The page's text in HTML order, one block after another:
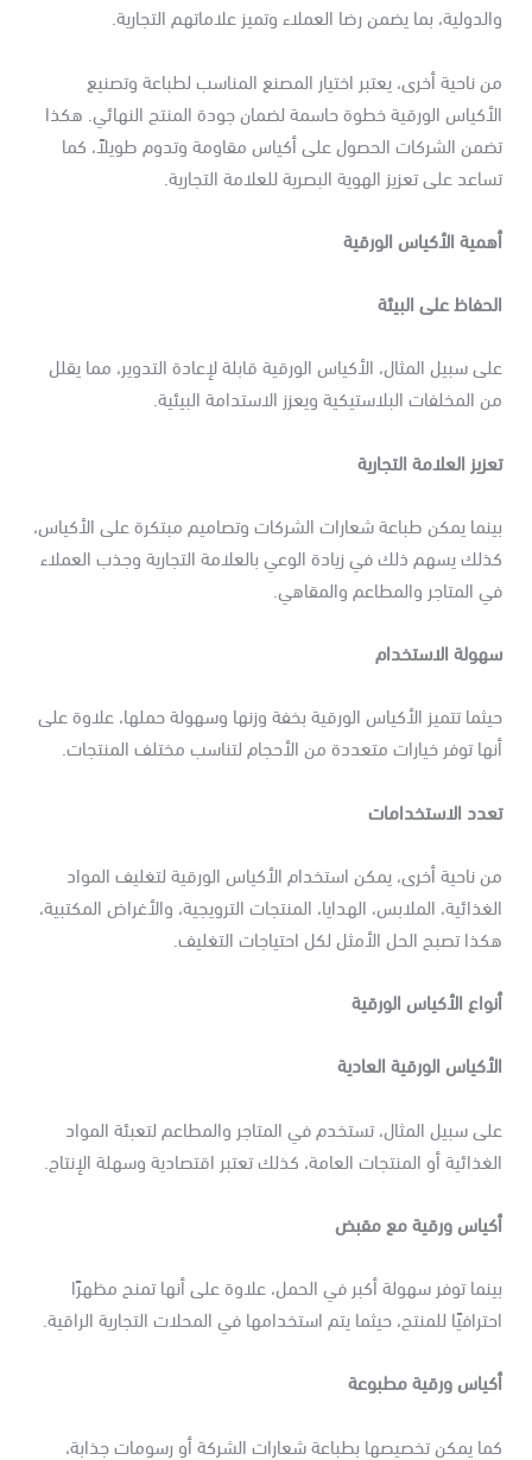
بما يضمن رضا العملاء وتميز علاماتهم التجارية.
ناحية أخرى، يعتبر اختيار المصنع المناسب لطباعة وتصنيع
الورقية خطوة حاسمة لضمان جودة المنتج النهائي. هكذا
الشركات الحصول على أكياس مقاومة وتدوم طويلاً، كما
على تعزيز الهوية البصرية للعلامة التجارية.
الأكياس الورقية
على البيئة
سبيل المثال، الأكياس الورقية قابلة لإعادة التدوير، مما يقلل
المخلفات البلاستيكية ويعزز الاستدامة البيئية.
العلامة التجارية
يمكن طباعة شعارات الشركات وتصاميم مبتكرة على الأكياس،
يسهم ذلك في زيادة الوعي بالعلامة التجارية وجذب العملاء
المتاجر والمطاعم والمقاهي.
الاستخدام
تتميز الأكياس الورقية بخفة وزنها وسهولة حملها، علاوة على
توفر خيارات متعددة من الأحجام لتناسب مختلف المنتجات.
الاستخدامات
ناحية أخرى، يمكن استخدام الأكياس الورقية لتغليف المواد
الملابس، الهدايا، المنتجات الترويجية، والأغراض المكتبية،
تصبح الحل الأمثل لكل احتياجات التغليف.
الأكياس الورقية
الورقية العادية
سبيل المثال، تستخدم في المتاجر والمطاعم لتعبئة المواد
أو المنتجات العامة، كذلك تعتبر اقتصادية وسهلة الإنتاج.
ورقية مع مقبض
توفر سهولة أكبر في الحمل، علاوة على أنها تمنح مظهرًا
للمنتج، حيثما يتم استخدامها في المحلات التجارية الراقية.
ورقية مطبوعة
يمكن تخصيصها بطباعة شعارات الشركة أو رسومات جذابة،